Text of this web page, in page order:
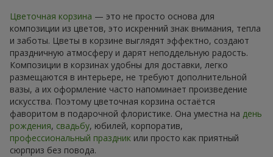
Цветочная корзина — это не просто основа для
композиции из цветов, это искренний знак внимания, тепла
и заботы. Цветы в корзине выглядят эффектно, создают
праздничную атмосферу и дарят неподдельную радость.
Композиции в корзинах удобны для доставки, легко
размещаются в интерьере, не требуют дополнительной
вазы, а их оформление часто напоминает произведение
искусства. Поэтому цветочная корзина остаётся
фаворитом в подарочной флористике. Она уместна на день
рождения, свадьбу, юбилей, корпоратив,
профессиональный праздник или просто как приятный
сюрприз без повода.